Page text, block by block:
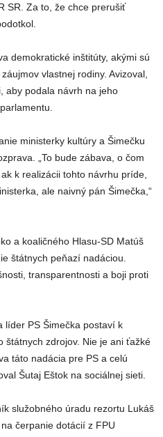
SR. Za to, že chce prerušiť
demokratické inštitúty, akými sú
vlastnej rodiny. Avizoval,
aby podala návrh na jeho
ministerky kultúry a Šimečku
„To bude zábava, o čom
k realizácii tohto návrhu príde,
ale naivný pán Šimečka,“
a koaličného Hlasu-SD Matúš
štátnych peňazí nadáciou.
transparentnosti a boji proti
líder PS Šimečka postaví k
štátnych zdrojov. Nie je ani ťažké
táto nadácia pre PS a celú
Šutaj Eštok na sociálnej sieti.
služobného úradu rezortu Lukáš
čerpanie dotácií z FPU